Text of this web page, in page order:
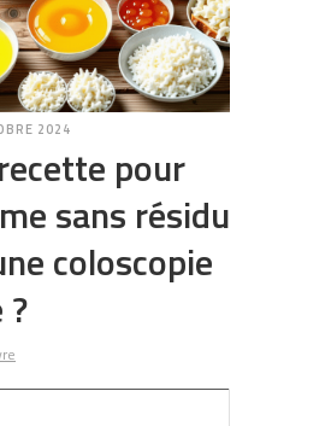
2024
pour
sans résidu
coloscopie